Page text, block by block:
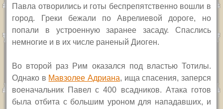
Павла отворились и готы беспрепятственно вошли в
город. Греки бежали по Аврелиевой дороге, но
попали в устроенную заранее засаду. Спаслись
немногие и в их числе раненый Диоген.
Во второй раз Рим оказался под властью Тотилы.
Однако в Мавзолее Адриана, ища спасения, заперся
военачальник Павел с 400 всадников. Атака готов
была отбита с большим уроном для нападавших, и